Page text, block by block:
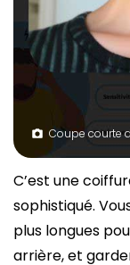
Coupe courte
C’est une
sophistiqué.
plus longues
arrière, et